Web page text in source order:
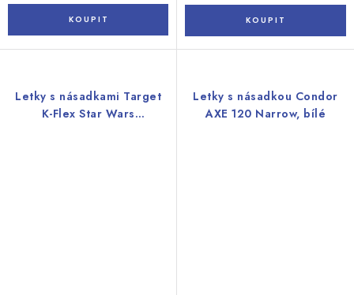
Letky s násadkami Target
K-Flex Star Wars
Letky s násadkou Condor
AXE 120 Narrow, bílé